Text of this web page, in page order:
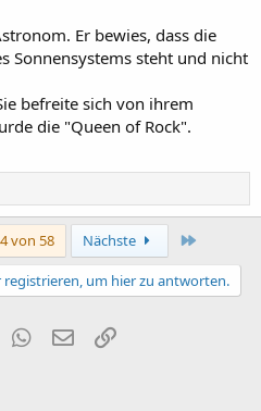
Er bewies, dass die
Sonnensystems steht und nicht
befreite sich von ihrem
die "Queen of Rock".
von 58 Nächste
um hier zu antworten.
Tumblr WhatsApp
E-Mail